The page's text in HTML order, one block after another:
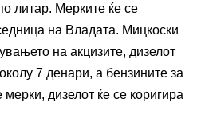
литар. Мерките ќе се
на Владата. Мицкоски
на акцизите, дизелот
7 денари, а бензините за
дизелот ќе се коригира